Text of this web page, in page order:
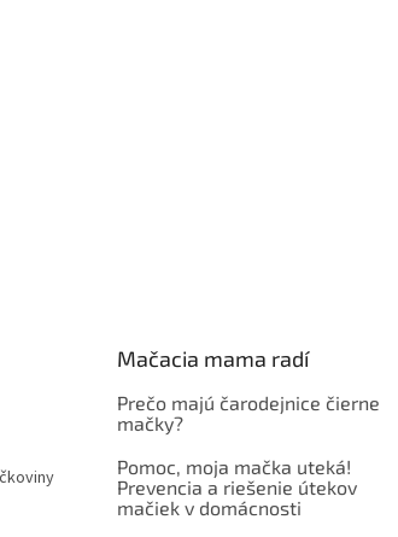
Mačacia mama radí
Prečo majú čarodejnice čierne
mačky?
Pomoc, moja mačka uteká!
Prevencia a riešenie útekov
mačiek v domácnosti